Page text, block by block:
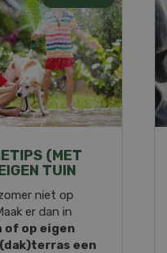
(MET
TUIN
niet op
er dan in
of op eigen
een